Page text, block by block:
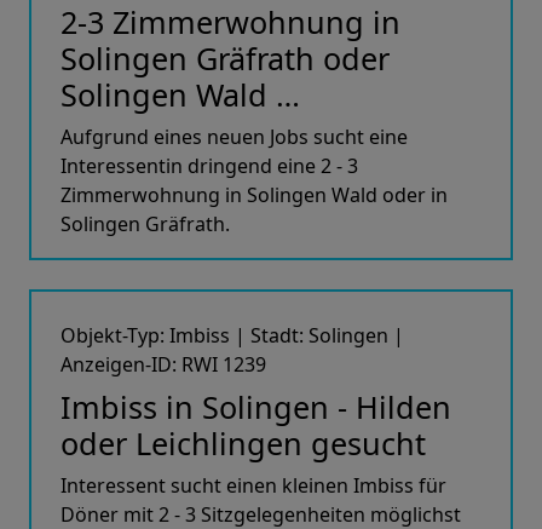
2-3 Zimmerwohnung in
Solingen Gräfrath oder
Solingen Wald …
Aufgrund eines neuen Jobs sucht eine
Interessentin dringend eine 2 - 3
Zimmerwohnung in Solingen Wald oder in
Solingen Gräfrath.
Objekt-Typ: Imbiss | Stadt: Solingen |
Anzeigen-ID: RWI 1239
Imbiss in Solingen - Hilden
oder Leichlingen gesucht
Interessent sucht einen kleinen Imbiss für
Döner mit 2 - 3 Sitzgelegenheiten möglichst